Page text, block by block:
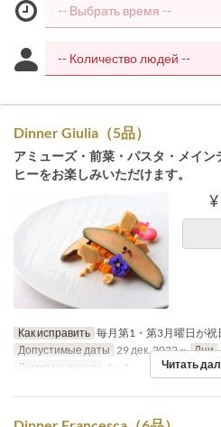
Dinner Giulia（5品）
アミューズ・前菜・パスタ・メイ
ヒーをお楽しみいただけます。
Как исправить 毎月第1・第3月曜日が祝
Допустимые даты 29 дек. 2022 ~ Дни
Лимит по заказу
1 ~ 4 Читать